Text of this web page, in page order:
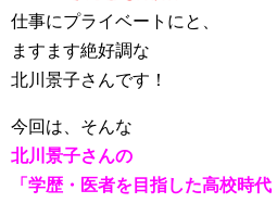
仕事にプライベートにと、
ますます絶好調な
北川景子さんです！
今回は、そんな
北川景子さんの
「学歴・医者を目指した高校時